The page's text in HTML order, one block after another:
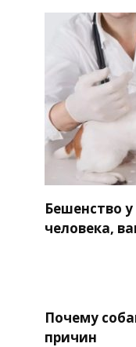
Бешенство у
человека,
Почему
причин